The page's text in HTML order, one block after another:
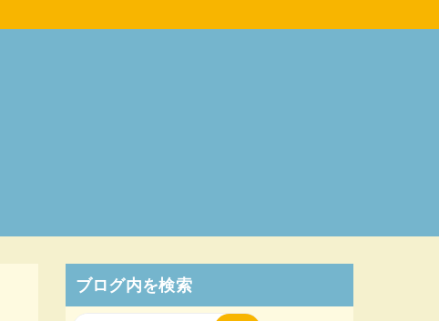
ブログ内を検索